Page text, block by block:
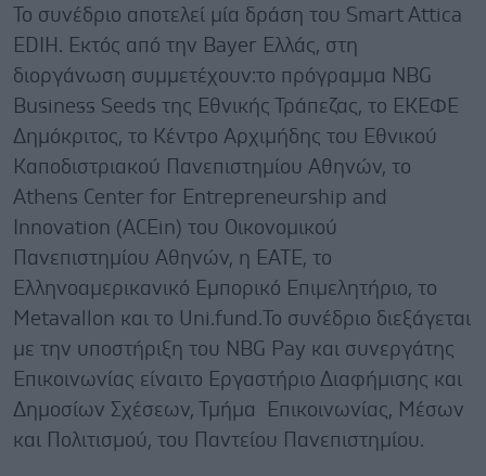
Το συνέδριο αποτελεί μία δράση του Smart Attica
EDIH. Εκτός από την Bayer Eλλάς, στη
διοργάνωση συμμετέχουν:το πρόγραμμα NBG
Business Seeds της Εθνικής Τράπεζας, το EKEΦΕ
Δημόκριτος, το Κέντρο Αρχιμήδης του Εθνικού
Καποδιστριακού Πανεπιστημίου Αθηνών, το
Athens Center for Entrepreneurship and
Innovation (ACEin) του Οικονομικού
Πανεπιστημίου Αθηνών, η ΕΑΤΕ, το
Ελληνοαμερικανικό Εμπορικό Επιμελητήριο, το
Μetavallon και το Uni.fund.Το συνέδριο διεξάγεται
με την υποστήριξη του NBG Pay και συνεργάτης
Επικοινωνίας είναιτο Εργαστήριο Διαφήμισης και
Δημοσίων Σχέσεων, Τμήμα Επικοινωνίας, Μέσων
και Πολιτισμού, του Παντείου Πανεπιστημίου.